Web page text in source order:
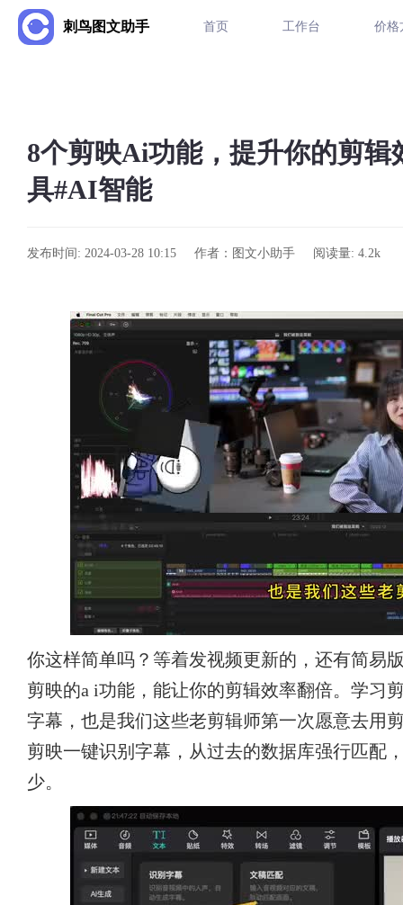
刺鸟图文助手 首页 工作台 价格
8个剪映Ai功能，提升你的剪
具#AI智能
发布时间: 2024-03-28 10:15 作者：图文小助手 阅读量: 4.2k
你这样简单吗？等着发视频更新的，还有简易
剪映的a i功能，能让你的剪辑效率翻倍。学习
字幕，也是我们这些老剪辑师第一次愿意去用
剪映一键识别字幕，从过去的数据库强行匹配
少。